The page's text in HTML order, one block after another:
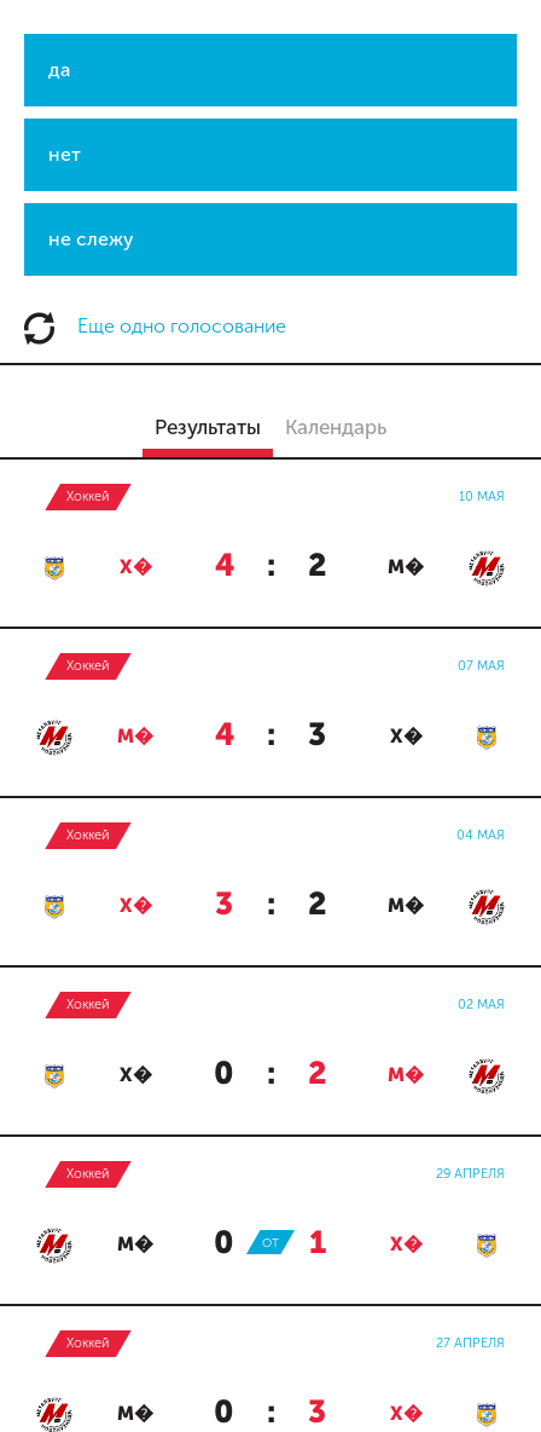
да
нет
не слежу
Еще одно голосование
Результаты Календарь
Хоккей 10 МАЯ
Х� 4 : 2 М�
Хоккей 07 МАЯ
М� 4 : 3 Х�
Хоккей 04 МАЯ
Х� 3 : 2 М�
Хоккей 02 МАЯ
Х� 0 : 2 М�
Хоккей 29 АПРЕЛЯ
М� 0 : 1 Х�
ОТ
Хоккей 27 АПРЕЛЯ
М� 0 : 3 Х�